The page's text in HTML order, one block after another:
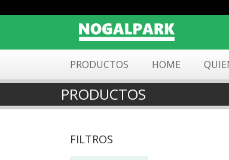
PRODUCTOS HOME
PRODUCTOS
FILTROS